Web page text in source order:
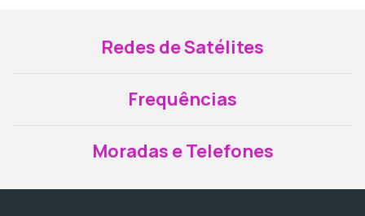
Redes de Satélites
Frequências
Moradas e Telefones